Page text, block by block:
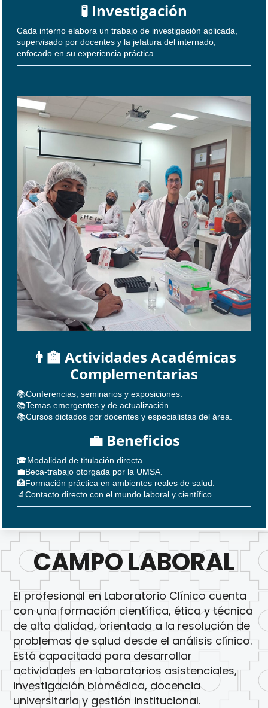
🧪 Investigación
Cada interno elabora un trabajo de investigación aplicada,
supervisado por docentes y la jefatura del internado,
enfocado en su experiencia práctica.
👨‍🏫 Actividades Académicas
Complementarias
📚Conferencias, seminarios y exposiciones.
📚Temas emergentes y de actualización.
📚Cursos dictados por docentes y especialistas del área.
💼 Beneficios
🎓Modalidad de titulación directa.
💼Beca-trabajo otorgada por la UMSA.
🏥Formación práctica en ambientes reales de salud.
🔬Contacto directo con el mundo laboral y científico.
CAMPO LABORAL
El profesional en Laboratorio Clínico cuenta
con una formación científica, ética y técnica
de alta calidad, orientada a la resolución de
problemas de salud desde el análisis clínico.
Está capacitado para desarrollar
actividades en laboratorios asistenciales,
investigación biomédica, docencia
universitaria y gestión institucional.